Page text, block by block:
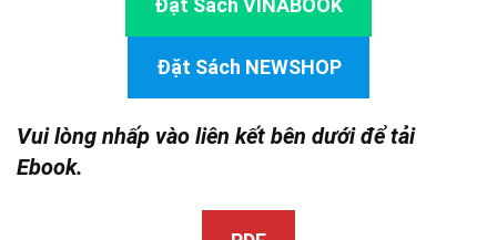
Đặt Sách VINABOOK
Đặt Sách NEWSHOP
Vui lòng nhấp vào liên kết bên dưới để tải
Ebook.